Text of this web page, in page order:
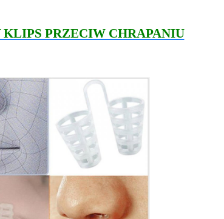
PRZECIW CHRAPANIU